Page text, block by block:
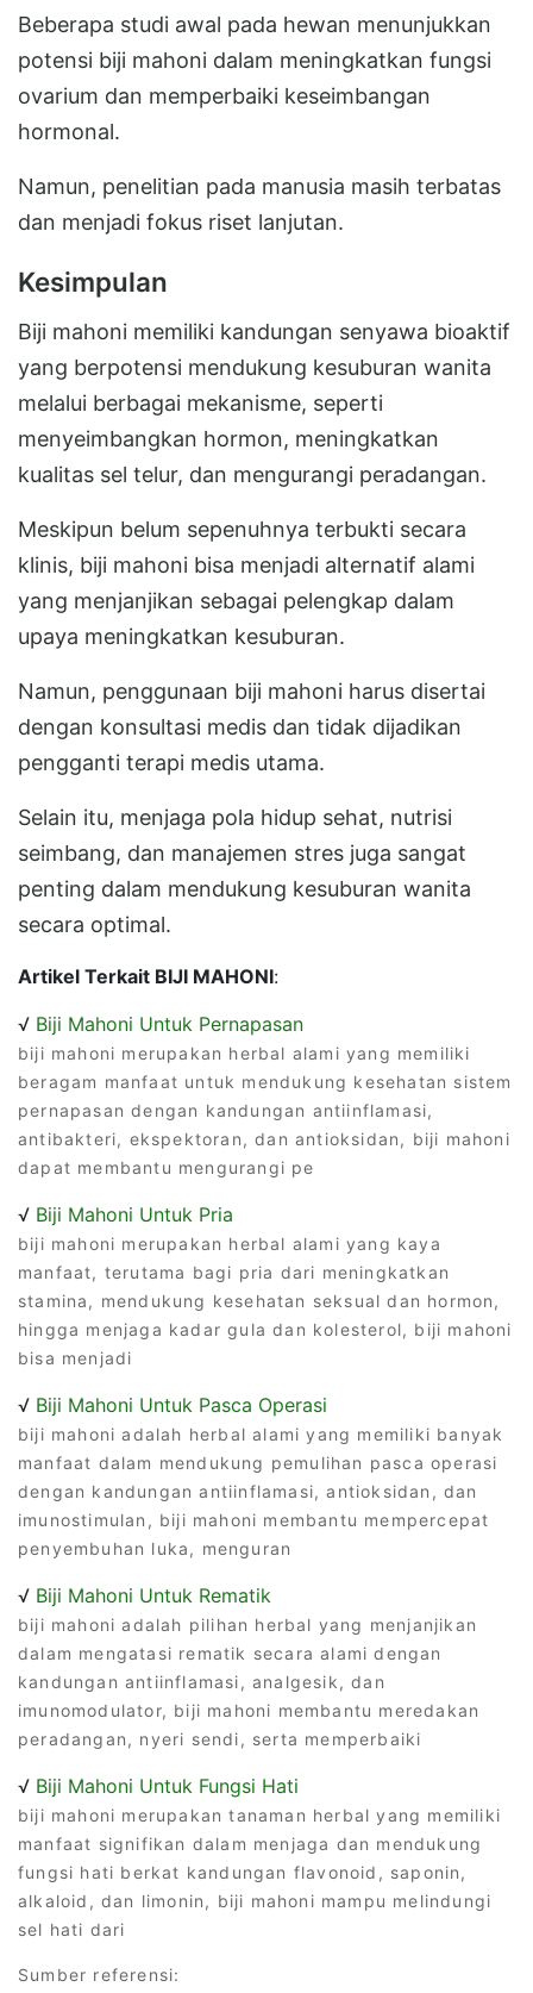
Beberapa studi awal pada hewan menunjukkan
potensi biji mahoni dalam meningkatkan fungsi
ovarium dan memperbaiki keseimbangan
hormonal.
Namun, penelitian pada manusia masih terbatas
dan menjadi fokus riset lanjutan.
Kesimpulan
Biji mahoni memiliki kandungan senyawa bioaktif
yang berpotensi mendukung kesuburan wanita
melalui berbagai mekanisme, seperti
menyeimbangkan hormon, meningkatkan
kualitas sel telur, dan mengurangi peradangan.
Meskipun belum sepenuhnya terbukti secara
klinis, biji mahoni bisa menjadi alternatif alami
yang menjanjikan sebagai pelengkap dalam
upaya meningkatkan kesuburan.
Namun, penggunaan biji mahoni harus disertai
dengan konsultasi medis dan tidak dijadikan
pengganti terapi medis utama.
Selain itu, menjaga pola hidup sehat, nutrisi
seimbang, dan manajemen stres juga sangat
penting dalam mendukung kesuburan wanita
secara optimal.
Artikel Terkait BIJI MAHONI:
√ Biji Mahoni Untuk Pernapasan
biji mahoni merupakan herbal alami yang memiliki
beragam manfaat untuk mendukung kesehatan sistem
pernapasan dengan kandungan antiinflamasi,
antibakteri, ekspektoran, dan antioksidan, biji mahoni
dapat membantu mengurangi pe
√ Biji Mahoni Untuk Pria
biji mahoni merupakan herbal alami yang kaya
manfaat, terutama bagi pria dari meningkatkan
stamina, mendukung kesehatan seksual dan hormon,
hingga menjaga kadar gula dan kolesterol, biji mahoni
bisa menjadi
√ Biji Mahoni Untuk Pasca Operasi
biji mahoni adalah herbal alami yang memiliki banyak
manfaat dalam mendukung pemulihan pasca operasi
dengan kandungan antiinflamasi, antioksidan, dan
imunostimulan, biji mahoni membantu mempercepat
penyembuhan luka, menguran
√ Biji Mahoni Untuk Rematik
biji mahoni adalah pilihan herbal yang menjanjikan
dalam mengatasi rematik secara alami dengan
kandungan antiinflamasi, analgesik, dan
imunomodulator, biji mahoni membantu meredakan
peradangan, nyeri sendi, serta memperbaiki
√ Biji Mahoni Untuk Fungsi Hati
biji mahoni merupakan tanaman herbal yang memiliki
manfaat signifikan dalam menjaga dan mendukung
fungsi hati berkat kandungan flavonoid, saponin,
alkaloid, dan limonin, biji mahoni mampu melindungi
sel hati dari
Sumber referensi: